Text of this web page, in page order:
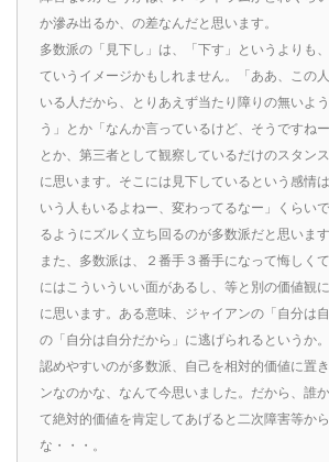
か滲み出るか、の差なんだと思います。
多数派の「見下し」は、「下す」というよりも
ていうイメージかもしれません。「ああ、この
いる人だから、とりあえず当たり障りの無いよ
う」とか「なんか言っているけど、そうですね
とか、第三者として観察しているだけのスタン
に思います。そこには見下しているという感情
いう人もいるよねー、変わってるなー」くらい
るようにズルく立ち回るのが多数派だと思います
また、多数派は、２番手３番手になって悔しく
にはこういういい面があるし、等と別の価値観
に思います。ある意味、ジャイアンの「自分は
の「自分は自分だから」に逃げられるというか
認めやすいのが多数派、自己を相対的価値に置
ンなのかな、なんて今思いました。だから、誰
て絶対的価値を肯定してあげると二次障害等か
な・・・。